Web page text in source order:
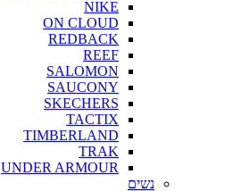
NIKE
ON CLOUD
REDBACK
REEF
SALOMON
SAUCONY
SKECHERS
TACTIX
TIMBERLAND
TRAK
UNDER ARMOUR
נשים